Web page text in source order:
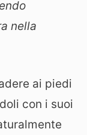
nella
ai piedi
con i suoi